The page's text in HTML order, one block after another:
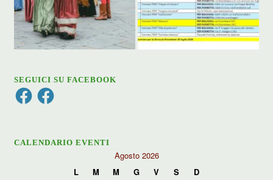
SEGUICI SU FACEBOOK
FacebookFacebook
CALENDARIO EVENTI
Agosto 2026
L
M M G V S
D